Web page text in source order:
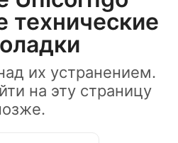
технические
их устранением.
на эту страницу